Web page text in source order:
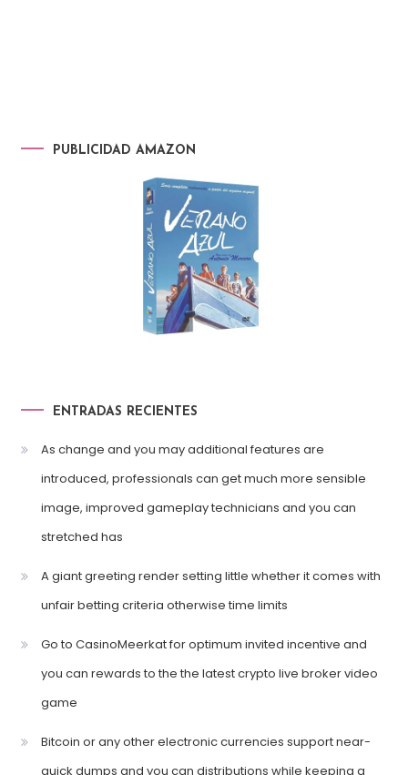
PUBLICIDAD AMAZON
ENTRADAS RECIENTES
As change and you may additional features are
introduced, professionals can get much more sensible
image, improved gameplay technicians and you can
stretched has
A giant greeting render setting little whether it comes with
unfair betting criteria otherwise time limits
Go to CasinoMeerkat for optimum invited incentive and
you can rewards to the the latest crypto live broker video
game
Bitcoin or any other electronic currencies support near-
quick dumps and you can distributions while keeping a